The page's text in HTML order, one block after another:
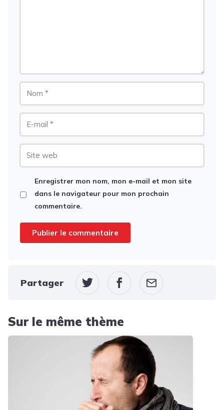
Enregistrer mon nom, mon e-mail et mon site
dans le navigateur pour mon prochain
commentaire.
Partager
Sur le même thème